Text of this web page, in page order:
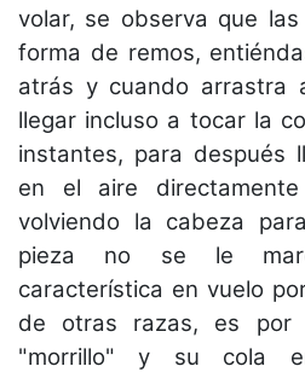
volar, se observa que
forma de remos,
atrás y cuando arrastra
llegar incluso a tocar la
instantes, para después
en el aire
volviendo la cabeza
pieza no se le
característica en vuelo
de otras razas, es por
"morrillo" y su cola